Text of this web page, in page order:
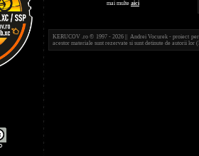
mai multe aici
KERUCOV .ro © 1997 - 2026 || Andrei Vocurek - proiect
acestor materiale sunt rezervate si sunt detinute de autorii